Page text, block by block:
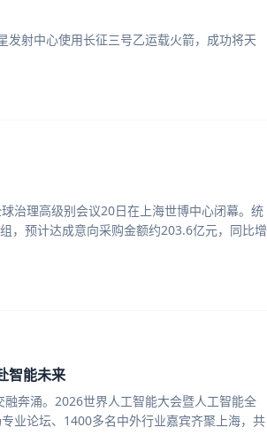
射中心使用长征三号乙运载火箭，成功将天
治理高级别会议20日在上海世博中心闭幕。统
，预计达成意向采购金额约203.6亿元，同比增
智能未来
奔涌。2026世界人工智能大会暨人工智能全
业论坛、1400多名中外行业嘉宾齐聚上海，共